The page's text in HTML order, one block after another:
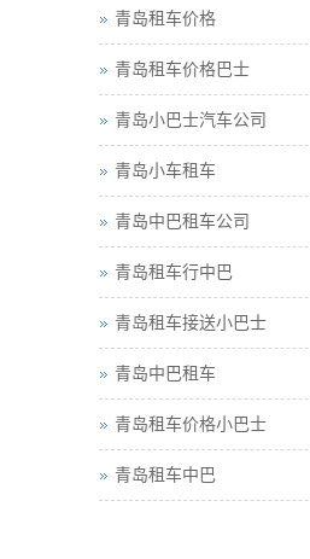
青岛租车价格
青岛租车价格巴士
青岛小巴士汽车公司
青岛小车租车
青岛中巴租车公司
青岛租车行中巴
青岛租车接送小巴士
青岛中巴租车
青岛租车价格小巴士
青岛租车中巴